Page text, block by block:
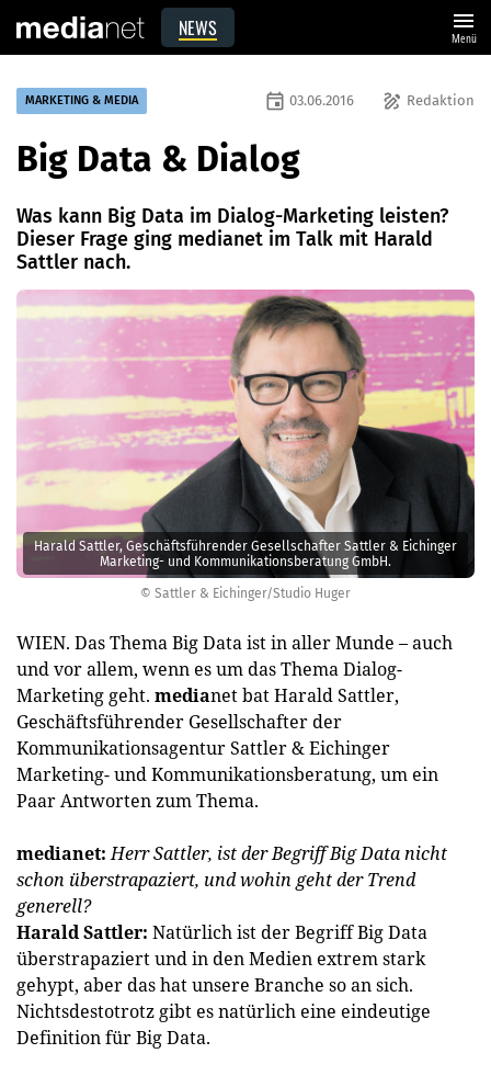
NEWS menu
Menü
© Sattler & Eichinger/Studio Huger
Harald Sattler, Geschäftsführender Gesellschafter Sattler & Eichinger
Marketing- und Kommunikationsberatung GmbH.
MARKETING & MEDIA draw Redaktion
event 03.06.2016
Big Data & Dialog
Was kann Big Data im Dialog-Marketing leisten?
Dieser Frage ging medianet im Talk mit Harald
Sattler nach.
WIEN. Das Thema Big Data ist in aller Munde – auch
und vor allem, wenn es um das Thema Dialog-
Marketing geht. medianet bat ­Harald Sattler,
Geschäftsführender Gesellschafter der
Kommunikationsagentur Sattler & Eichinger
Marketing- und Kommunikationsberatung, um ein
Paar Antworten zum Thema.
medianet:Herr Sattler, ist der Begriff Big Data nicht
schon überstrapaziert, und wohin geht der Trend
generell?
Harald Sattler: Natürlich ist der Begriff Big Data
überstrapaziert und in den Medien extrem stark
gehypt, aber das hat unsere Branche so an sich.
Nichtsdestotrotz gibt es natürlich eine eindeutige
Definition für Big Data.